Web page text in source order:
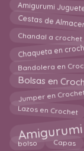
Amigurumi
Cestas de
Chandal a crochet
Chaqueta en
Bandolera en
Bolsas en
Jumper en
Lazos en Crochet
bolso Capas